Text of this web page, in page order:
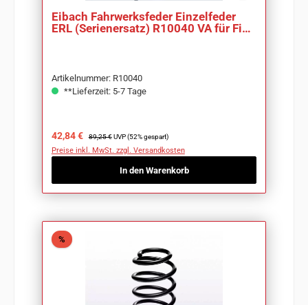
Eibach Fahrwerksfeder Einzelfeder
ERL (Serienersatz) R10040 VA für Fiat
Punto188
Artikelnummer: R10040
**Lieferzeit: 5-7 Tage
Verkaufspreis:
42,84 € Regulärer Preis:
89,25 € UVP (52% gespart)
Preise inkl. MwSt. zzgl. Versandkosten
In den Warenkorb
%Rabatt